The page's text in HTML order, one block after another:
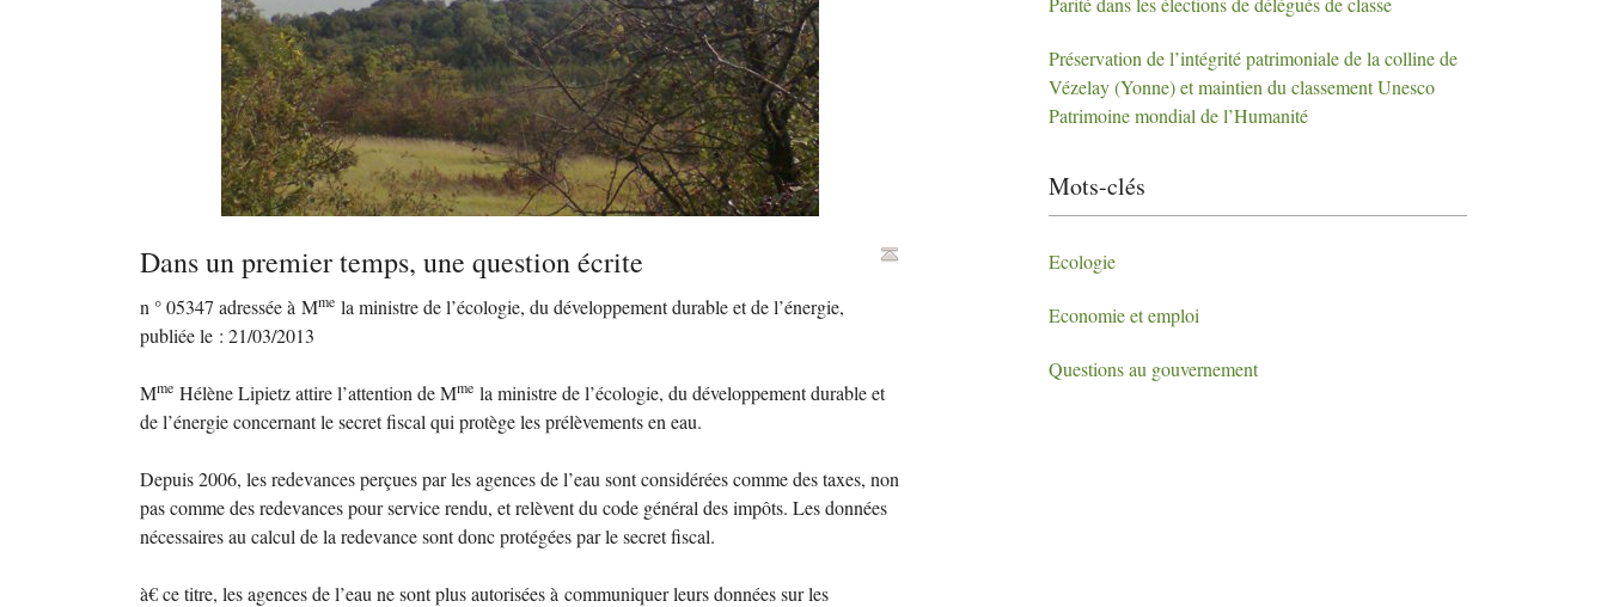
Dans un premier temps, une question écrite
n ° 05347 adressée à Mme la ministre de l’écologie, du développement durable et de l’énergie,
publiée le : 21/03/2013
Mme Hélène Lipietz attire l’attention de Mme la ministre de l’écologie, du développement durable et
de l’énergie concernant le secret fiscal qui protège les prélèvements en eau.
Depuis 2006, les redevances perçues par les agences de l’eau sont considérées comme des taxes, non
pas comme des redevances pour service rendu, et relèvent du code général des impôts. Les données
nécessaires au calcul de la redevance sont donc protégées par le secret fiscal.
à€ ce titre, les agences de l’eau ne sont plus autorisées à communiquer leurs données sur les
Préservation de l’intégrité patrimoniale de la colline de
Vézelay (Yonne) et maintien du classement Unesco
Patrimoine mondial de l’Humanité
Mots-clés
Ecologie
Economie et emploi
Questions au gouvernement